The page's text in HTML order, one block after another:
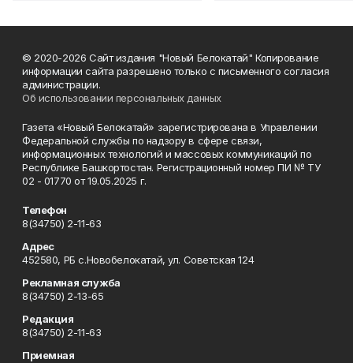
© 2020-2026 Сайт издания "Новый Белокатай" Копирование
информации сайта разрешено только с письменного согласия
администрации.
Об использовании персональных данных
Газета «Новый Белокатай» зарегистрирована в Управлении
Федеральной службы по надзору в сфере связи,
информационных технологий и массовых коммуникаций по
Республике Башкортостан. Регистрационный номер ПИ № ТУ
02 - 01770 от 19.05.2025 г.
Телефон
8(34750) 2-11-63
Адрес
452580, РБ с.Новобелокатай, ул. Советская 124
Рекламная служба
8(34750) 2-13-65
Редакция
8(34750) 2-11-63
Приемная